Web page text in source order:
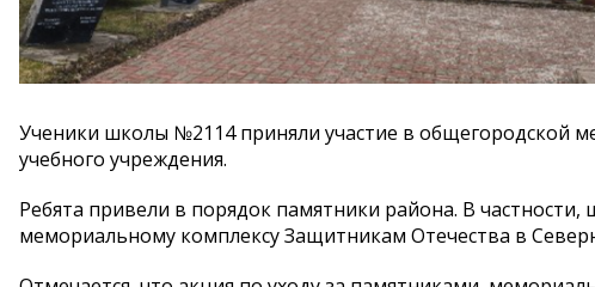
Ученики школы №2114 приняли участие в общегородской
учебного учреждения.
Ребята привели в порядок памятники района. В
мемориальному комплексу Защитникам Отечества в